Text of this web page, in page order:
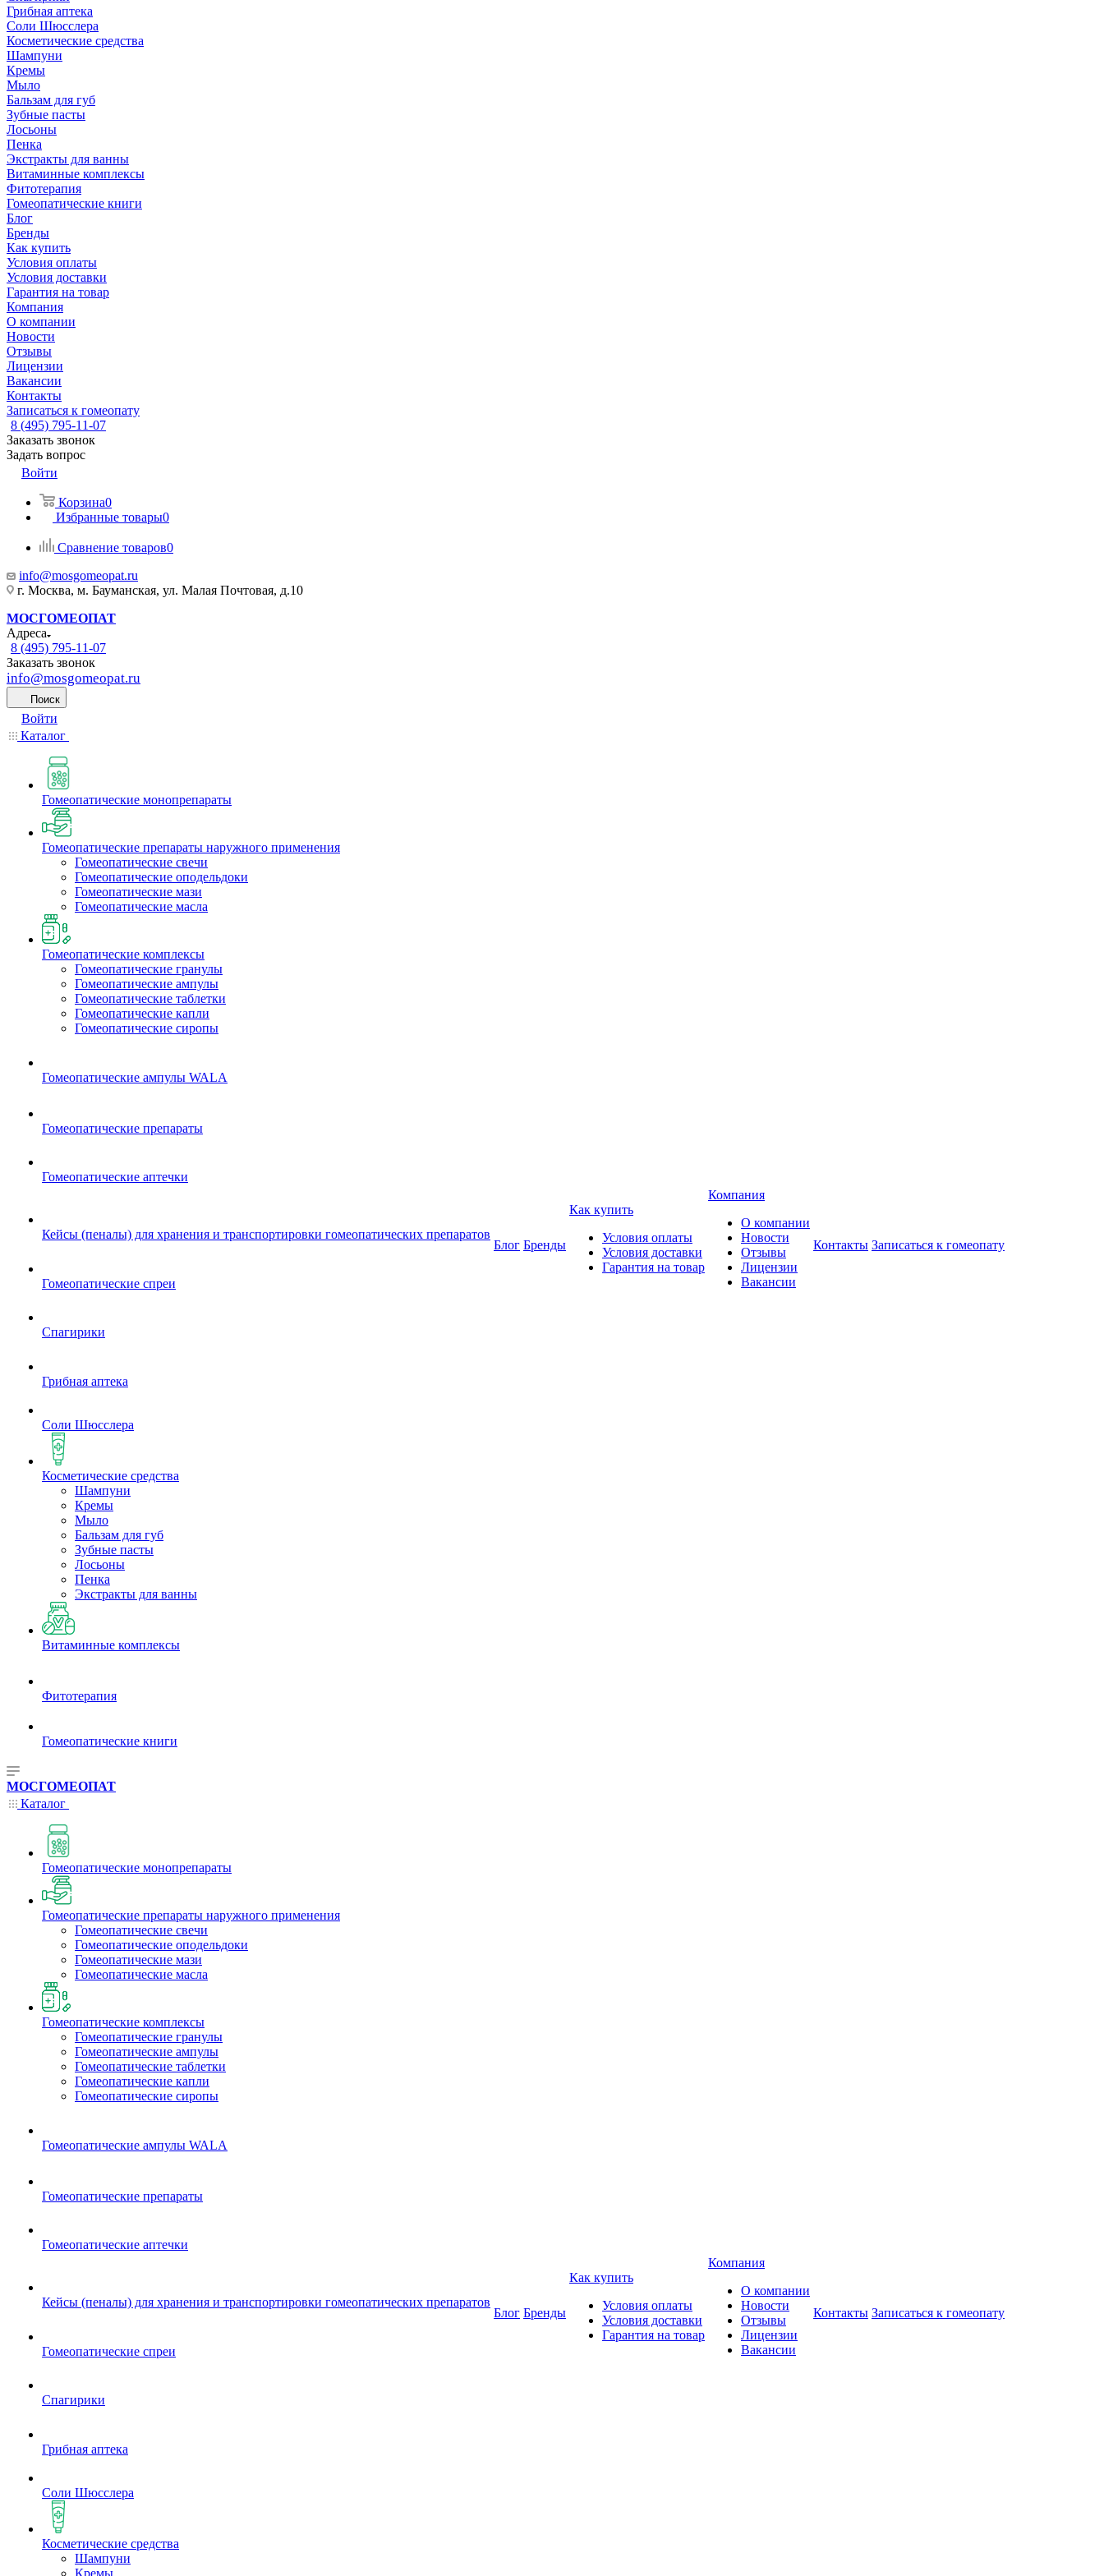
Грибная аптека
Соли Шюсслера
Косметические средства
Шампуни
Кремы
Мыло
Бальзам для губ
Зубные пасты
Лосьоны
Пенка
Экстракты для ванны
Витаминные комплексы
Фитотерапия
Гомеопатические книги
Блог
Бренды
Как купить
Условия оплаты
Условия доставки
Гарантия на товар
Компания
О компании
Новости
Отзывы
Лицензии
Вакансии
Контакты
Записаться к гомеопату
8 (495) 795-11-07
Заказать звонок
Задать вопрос
Войти
Корзина0
Избранные товары0
Сравнение товаров0
info@mosgomeopat.ru
г. Москва, м. Бауманская, ул. Малая Почтовая, д.10
МОСГОМЕОПАТ
Адреса
8 (495) 795-11-07
Заказать звонок
info@mosgomeopat.ru
Поиск
Войти
Каталог
Гомеопатические монопрепараты
Гомеопатические препараты наружного применения
Гомеопатические свечи
Гомеопатические оподельдоки
Гомеопатические мази
Гомеопатические масла
Гомеопатические комплексы
Гомеопатические гранулы
Гомеопатические ампулы
Гомеопатические таблетки
Гомеопатические капли
Гомеопатические сиропы
Гомеопатические ампулы WALA
Гомеопатические препараты
Гомеопатические аптечки
Кейсы (пеналы) для хранения и транспортировки гомеопатических препаратов
Гомеопатические спреи
Спагирики
Грибная аптека
Соли Шюсслера
Косметические средства
Шампуни
Кремы
Мыло
Бальзам для губ
Зубные пасты
Лосьоны
Пенка
Экстракты для ванны
Витаминные комплексы
Фитотерапия
Гомеопатические книги
Блог Бренды
Как купить
Условия оплаты
Условия доставки
Гарантия на товар
Компания
О компании
Новости
Отзывы
Лицензии
Вакансии
Контакты Записаться к гомеопату
МОСГОМЕОПАТ
Каталог
Гомеопатические монопрепараты
Гомеопатические препараты наружного применения
Гомеопатические свечи
Гомеопатические оподельдоки
Гомеопатические мази
Гомеопатические масла
Гомеопатические комплексы
Гомеопатические гранулы
Гомеопатические ампулы
Гомеопатические таблетки
Гомеопатические капли
Гомеопатические сиропы
Гомеопатические ампулы WALA
Гомеопатические препараты
Гомеопатические аптечки
Кейсы (пеналы) для хранения и транспортировки гомеопатических препаратов
Гомеопатические спреи
Спагирики
Грибная аптека
Соли Шюсслера
Косметические средства
Шампуни
Кремы
Блог Бренды
Как купить
Условия оплаты
Условия доставки
Гарантия на товар
Компания
О компании
Новости
Отзывы
Лицензии
Вакансии
Контакты Записаться к гомеопату